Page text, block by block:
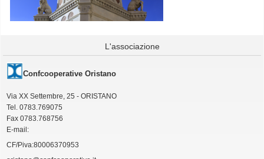
L'associazione
Confcooperative Oristano
Via XX Settembre, 25 - ORISTANO
Tel. 0783.769075
Fax 0783.768756
E-mail:
CF/Piva:80006370953